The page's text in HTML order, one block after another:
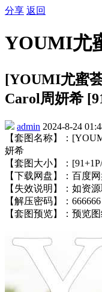
分享 返回
YOUMI尤
[YOUMI尤蜜
Carol周妍希
admin 2024-8-24
【套图名称】：
妍希
【套图大小】：
【下载网盘】：百度
【失效说明】：如资
【解压密码】：666666
【套图预览】：预览